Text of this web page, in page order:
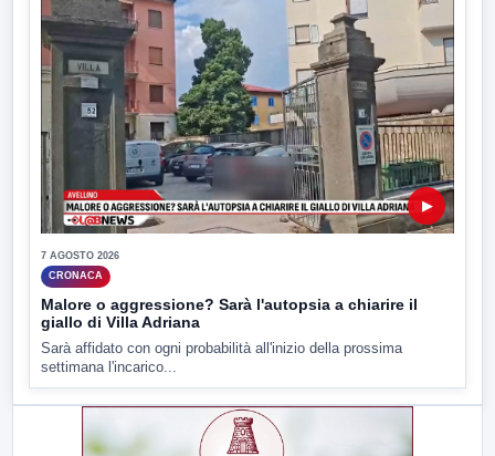
▶
7 AGOSTO 2026
CRONACA
Malore o aggressione? Sarà l'autopsia a chiarire il
giallo di Villa Adriana
Sarà affidato con ogni probabilità all'inizio della prossima
settimana l'incarico...